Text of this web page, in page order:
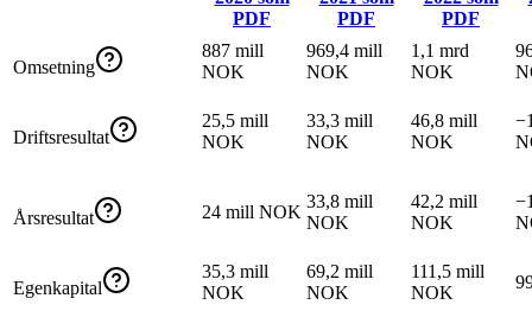
PDF
PDF
PDF
Omsetning
887 mill
NOK
969,4 mill
NOK
1,1 mrd
NOK
Driftsresultat
25,5 mill
NOK
33,3 mill
NOK
46,8 mill
NOK
Årsresultat 24 mill NOK
33,8 mill
NOK
42,2 mill
NOK
Egenkapital
35,3 mill
NOK
69,2 mill
NOK
111,5 mill
NOK